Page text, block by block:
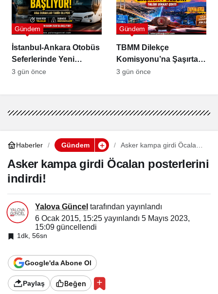
İstanbul-Ankara Otobüs
Seferlerinde Yeni
Dönem
Gündem
3 gün önce
TBMM Dilekçe
Komisyonu’na Şaşırtan
Öneriler
Gündem
3 gün önce
Haberler Gündem
Asker kampa girdi Öcalan
Asker kampa girdi Öcalan posterlerini
indirdi!
Yalova Güncel tarafından yayınlandı
6 Ocak 2015, 15:25 yayınlandı 5 Mayıs 2023,
15:09 güncellendi
1dk, 56sn
Google'da Abone Ol
Paylaş Beğen